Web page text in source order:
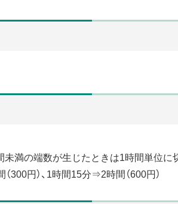
満の端数が生じたときは1時間単位に
円）、1時間15分⇒2時間（600円）